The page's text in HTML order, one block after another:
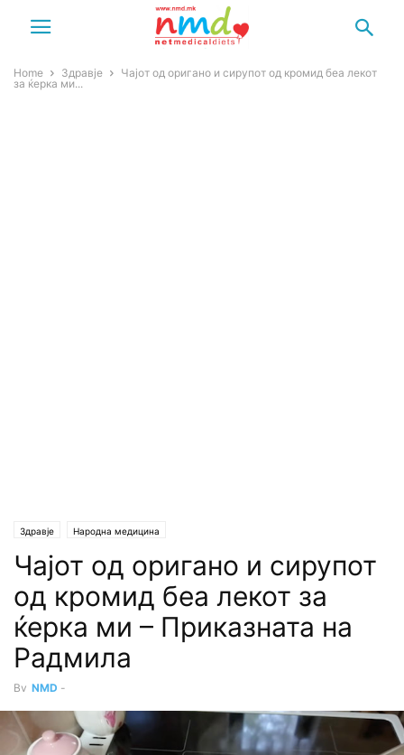
Home Здравје
Чајот од оригано и сирупот од кромид беа лекот
за ќерка ми...
Здравје Народна медицина
Чајот од оригано и сирупот
од кромид беа лекот за
ќерка ми – Приказната на
Радмила
By NMD -